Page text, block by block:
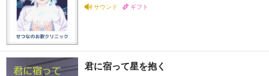
サウンド
ギフト
君に宿って星を抱く